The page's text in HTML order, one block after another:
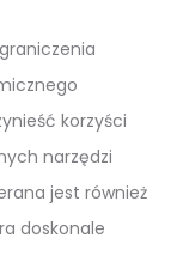
korzyści
narzędzi
jest również
doskonale